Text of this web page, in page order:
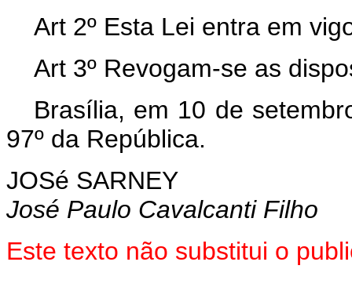
Art 2º Esta Lei entra em
Art 3º Revogam-se as
Brasília, em 10 de
97º da República.
JOSé SARNEY
José Paulo Cavalcanti Filho
Este texto não substitui o